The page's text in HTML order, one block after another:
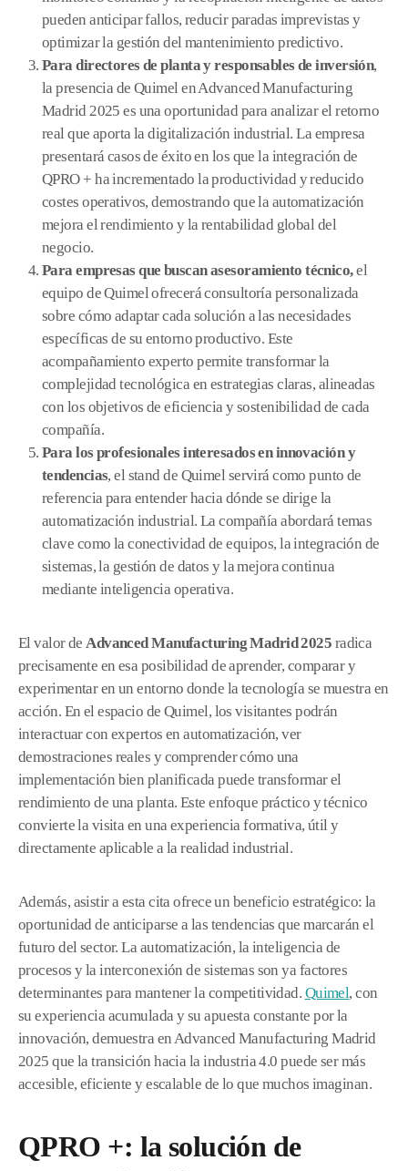
pueden anticipar fallos, reducir paradas imprevistas y
optimizar la gestión del mantenimiento predictivo.
Para directores de planta y responsables de inversión,
la presencia de Quimel en Advanced Manufacturing
Madrid 2025 es una oportunidad para analizar el retorno
real que aporta la digitalización industrial. La empresa
presentará casos de éxito en los que la integración de
QPRO + ha incrementado la productividad y reducido
costes operativos, demostrando que la automatización
mejora el rendimiento y la rentabilidad global del
negocio.
Para empresas que buscan asesoramiento técnico,el
equipo de Quimel ofrecerá consultoría personalizada
sobre cómo adaptar cada solución a las necesidades
específicas de su entorno productivo. Este
acompañamiento experto permite transformar la
complejidad tecnológica en estrategias claras, alineadas
con los objetivos de eficiencia y sostenibilidad de cada
compañía.
Para los profesionales interesados en innovación y
tendencias, el stand de Quimel servirá como punto de
referencia para entender hacia dónde se dirige la
automatización industrial. La compañía abordará temas
clave como la conectividad de equipos, la integración de
sistemas, la gestión de datos y la mejora continua
mediante inteligencia operativa.
El valor de Advanced Manufacturing Madrid 2025 radica
precisamente en esa posibilidad de aprender, comparar y
experimentar en un entorno donde la tecnología se muestra en
acción. En el espacio de Quimel, los visitantes podrán
interactuar con expertos en automatización, ver
demostraciones reales y comprender cómo una
implementación bien planificada puede transformar el
rendimiento de una planta. Este enfoque práctico y técnico
convierte la visita en una experiencia formativa, útil y
directamente aplicable a la realidad industrial.
Además, asistir a esta cita ofrece un beneficio estratégico: la
oportunidad de anticiparse a las tendencias que marcarán el
futuro del sector. La automatización, la inteligencia de
procesos y la interconexión de sistemas son ya factores
determinantes para mantener la competitividad. Quimel, con
su experiencia acumulada y su apuesta constante por la
innovación, demuestra en Advanced Manufacturing Madrid
2025 que la transición hacia la industria 4.0 puede ser más
accesible, eficiente y escalable de lo que muchos imaginan.
QPRO +: la solución de